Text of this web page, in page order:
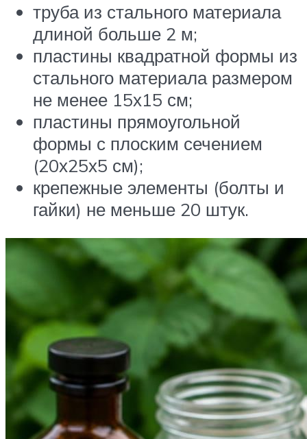
труба из стального материала
длиной больше 2 м;
пластины квадратной формы из
стального материала размером
не менее 15х15 см;
пластины прямоугольной
формы с плоским сечением
(20х25х5 см);
крепежные элементы (болты и
гайки) не меньше 20 штук.